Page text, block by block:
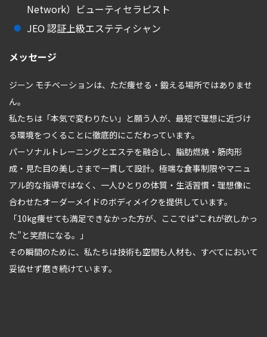
Network）ビューティセラピスト
JEO 認証上級エステティシャン
メッセージ
ジーン モチベーションは、ただ痩せる・鍛える場所ではありませ
ん。
私たちは「本気で変わりたい」と願う人が、最短で理想に近づけ
る環境をつくることに徹底的にこだわっています。
パーソナルトレーニングとエステを融合し、脂肪燃焼・筋肉形
成・見た目の美しさまで一貫して設計。極端な食事制限やマニュ
アル的な指導ではなく、一人ひとりの体質・生活習慣・理想像に
合わせたオーダーメイドのボディメイクを提供しています。
「10kg痩せても満足できなかった方が、ここでは“これが欲しかっ
た”と笑顔になる。」
その瞬間のために、私たちは技術も空間も人材も、すべてにおいて
妥協せず磨き続けています。